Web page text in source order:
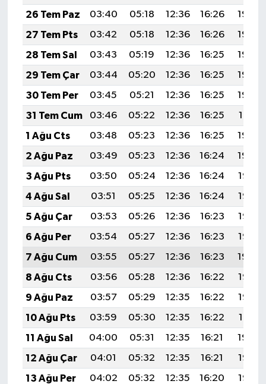
26 Tem Paz
03:40 05:18 12:36 16:26
19:45
27 Tem Pts
03:42 05:18 12:36 16:26
19:44
28 Tem Sal
03:43 05:19 12:36 16:25
19:44
29 Tem Çar
03:44 05:20 12:36 16:25
19:43
30 Tem Per
03:45 05:21 12:36 16:25
19:42
31 Tem Cum
03:46 05:22 12:36 16:25
19:41
1 Ağu Cts
03:48 05:23 12:36 16:25
19:40
2 Ağu Paz
03:49 05:23 12:36 16:24
19:39
3 Ağu Pts
03:50 05:24 12:36 16:24
19:38
4 Ağu Sal
03:51 05:25 12:36 16:24
19:37
5 Ağu Çar
03:53 05:26 12:36 16:23
19:36
6 Ağu Per
03:54 05:27 12:36 16:23
19:35
7 Ağu Cum
03:55 05:27 12:36 16:23
19:34
8 Ağu Cts
03:56 05:28 12:36 16:22
19:33
9 Ağu Paz
03:57 05:29 12:35 16:22
19:32
10 Ağu Pts
03:59 05:30 12:35 16:22
19:31
11 Ağu Sal
04:00 05:31 12:35 16:21
19:30
12 Ağu Çar
04:01 05:32 12:35 16:21
19:28
13 Ağu Per
04:02 05:32 12:35 16:20
19:27